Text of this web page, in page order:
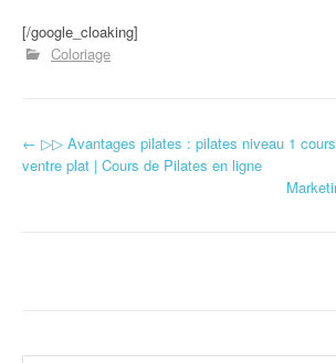
[/google_cloaking]
Coloriage
Navigation d'article
← ▷▷ Avantages pilates : pilates niveau 1
ventre plat | Cours de Pilates en ligne